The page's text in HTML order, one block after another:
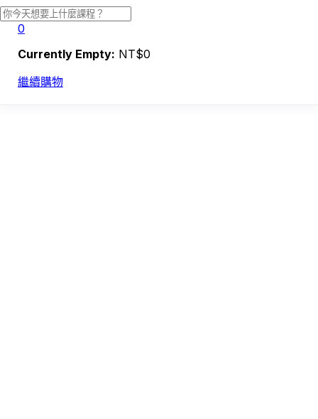
0
Currently Empty: NT$0
繼續購物